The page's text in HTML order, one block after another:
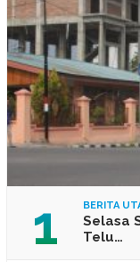
1 BERITA
Selasa
Telu…